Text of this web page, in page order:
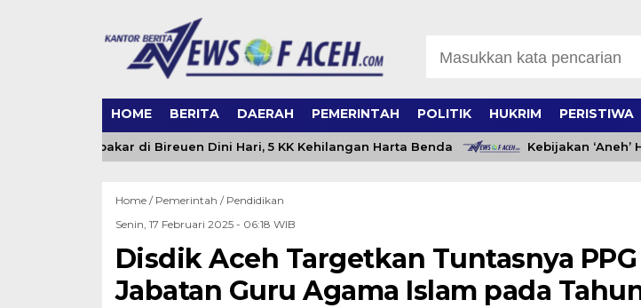
HOME BERITA DAERAH PEMERINTAH POLITIK HUKRIM PERISTIWA
Ludes Terbakar di Bireuen Dini Hari, 5 KK Kehilangan Harta Benda Kebijakan ‘Aneh’
Home / Pemerintah / Pendidikan
Senin, 17 Februari 2025 - 06:18 WIB
Disdik Aceh Targetkan Tuntasnya
Jabatan Guru Agama Islam pada